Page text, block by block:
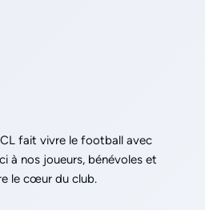
fait vivre le football avec
à nos joueurs, bénévoles et
le cœur du club.